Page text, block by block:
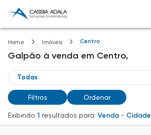
Home Imóveis Centro
Galpão à venda em Centro,
Filtros Ordenar
Exibindo 1 resultados para: Venda - Cidade